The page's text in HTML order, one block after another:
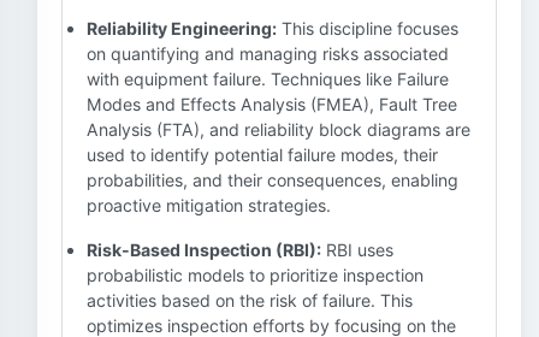
Reliability Engineering: This discipline focuses
on quantifying and managing risks associated
with equipment failure. Techniques like Failure
Modes and Effects Analysis (FMEA), Fault Tree
Analysis (FTA), and reliability block diagrams are
used to identify potential failure modes, their
probabilities, and their consequences, enabling
proactive mitigation strategies.
Risk-Based Inspection (RBI): RBI uses
probabilistic models to prioritize inspection
activities based on the risk of failure. This
optimizes inspection efforts by focusing on the